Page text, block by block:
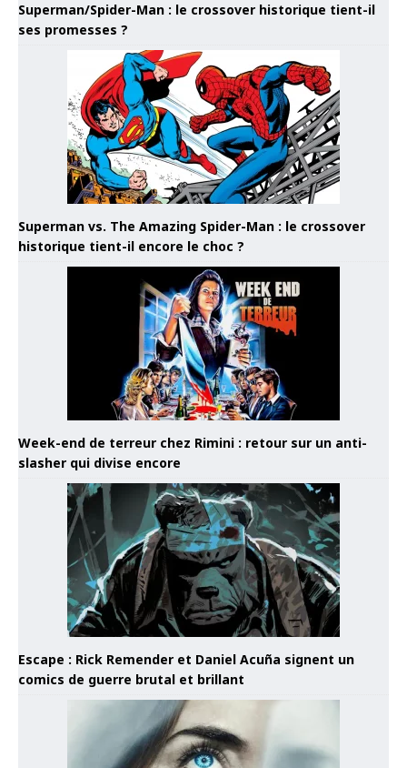
Superman/Spider-Man : le crossover historique tient-il
ses promesses ?
Superman vs. The Amazing Spider-Man : le crossover
historique tient-il encore le choc ?
Week-end de terreur chez Rimini : retour sur un anti-
slasher qui divise encore
Escape : Rick Remender et Daniel Acuña signent un
comics de guerre brutal et brillant